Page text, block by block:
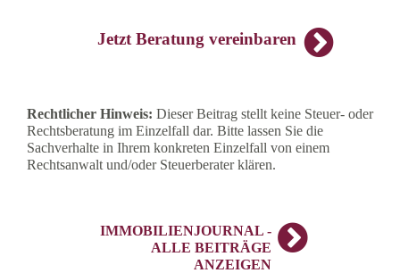
Jetzt Beratung vereinbaren
Rechtlicher Hinweis: Dieser Beitrag stellt keine Steuer- oder
Rechtsberatung im Einzelfall dar. Bitte lassen Sie die
Sachverhalte in Ihrem konkreten Einzelfall von einem
Rechtsanwalt und/oder Steuerberater klären.
IMMOBILIENJOURNAL -
ALLE BEITRÄGE
ANZEIGEN